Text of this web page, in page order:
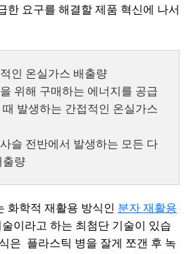
한 요구를 해결할 제품 혁신에 나서
인 온실가스 배출량
위해 구매하는 에너지를 공급
발생하는 간접적인 온실가스
슬 전반에서 발생하는 모든 다
출량
화학적 재활용 방식인 분자 재활용
술이라고 하는 최첨단 기술이 있습
은 플라스틱 병을 잘게 쪼갠 후 녹